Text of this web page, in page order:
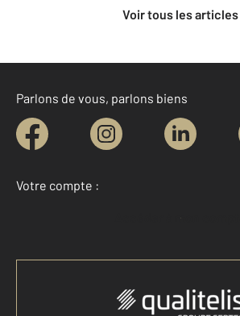
Voir tous les articles
Parlons de vous, parlons biens
Votre compte :
Accéder à mon compte